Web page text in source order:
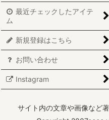
最近チェックしたアイテ
ム
新規登録はこちら
お問い合わせ
Instagram
サイト内の文章や画像など